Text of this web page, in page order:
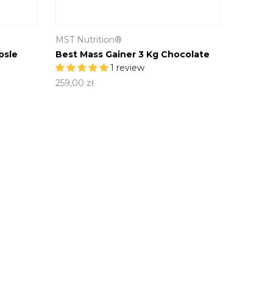
MST Nutrition®
Best Mass Gainer 3 Kg Chocolate
1 review
259,00 zł